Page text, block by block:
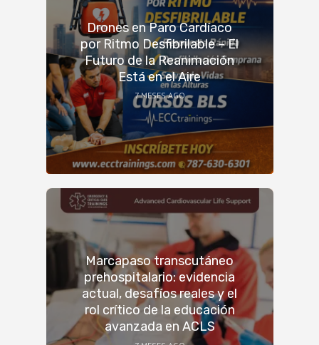
Drones en Paro Cardíaco
por Ritmo Desfibrilable – El
Futuro de la Reanimación
Está en el Aire
7 MESES AGO
Marcapaso transcutáneo
prehospitalario: evidencia
actual, desafíos reales y el
rol crítico de la educación
avanzada en ACLS